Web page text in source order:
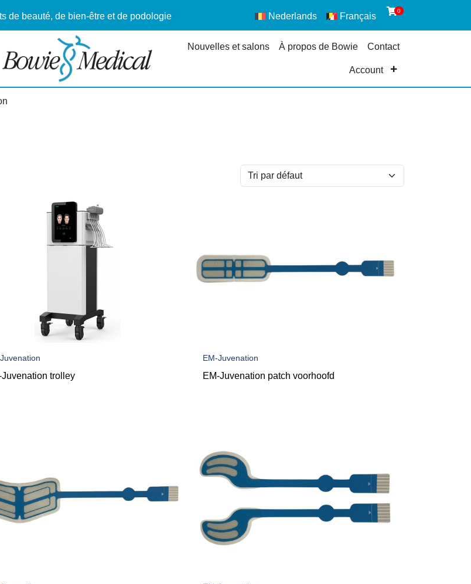
Nederlands Français
de beauté, de bien-être et de podologie
0
Nouvelles et salons À propos de Bowie Contact
Account
Juvenation trolley
EM-Juvenation
EM-Juvenation patch voorhoofd